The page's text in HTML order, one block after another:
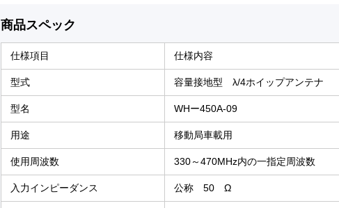
商品スペック
仕様項目 仕様内容
型式 容量接地型 λ/4ホイップアンテナ
型名 WHー450A-09
用途 移動局車載用
使用周波数 330～470MHz内の一指定周波数
入力インピーダンス 公称 50 Ω